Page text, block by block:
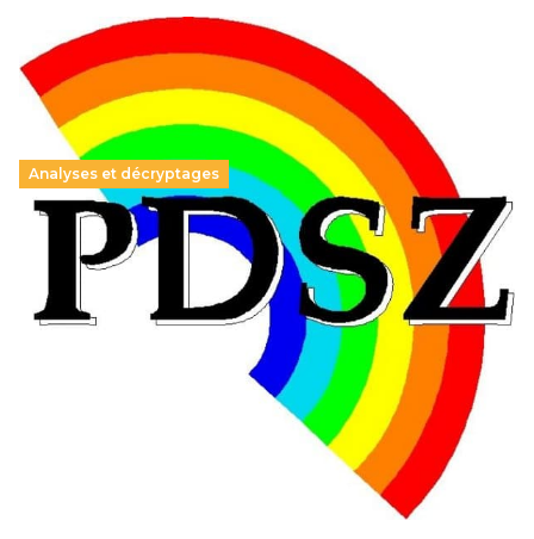
Analyses et décryptages
Hongrie : du changement pour les politiques
éducatives, aussi !
25 juin 2026
En Hongrie, le conservateur Peter Magyar et son parti
Tisza "Respect et liberté" ont remporté une large victoire,
contre le premier ministre sortant, Viktor Orban,…